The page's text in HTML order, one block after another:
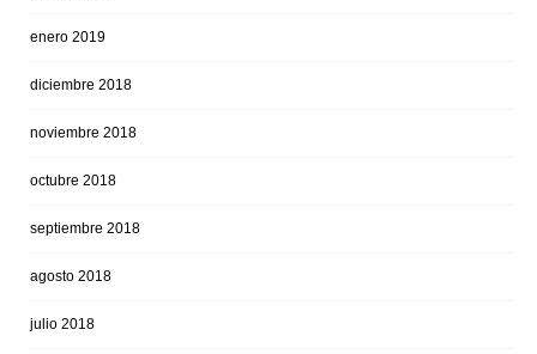
enero 2019
diciembre 2018
noviembre 2018
octubre 2018
septiembre 2018
agosto 2018
julio 2018